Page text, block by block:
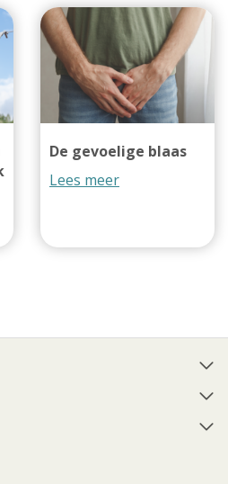
De gevoelige blaas
Lees meer